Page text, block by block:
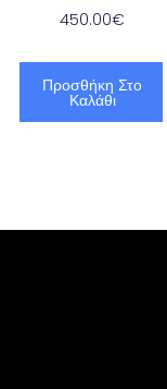
450.00€
Προσθήκη Στο
Καλάθι